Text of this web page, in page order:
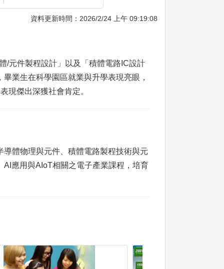
資料更新時間：2026/2/24 上午 09:19:08
/元件製程設計」以及「積體電路IC設計
業生在科學園區就業與升學表現亮眼，
現傑出深獲社會肯定。
體物理與元件、積體電路製程技術與元
應用與AIoT相關之電子產業課程，培育